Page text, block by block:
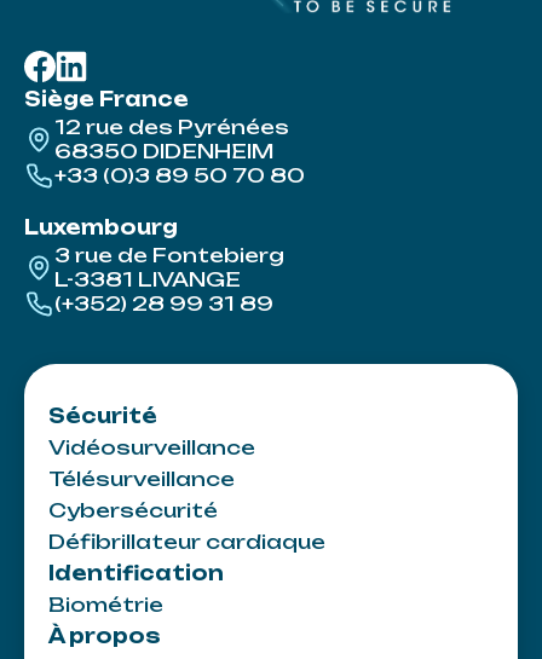
Siège France
12 rue des Pyrénées
68350 DIDENHEIM
+33 (0)3 89 50 70 80
Luxembourg
3 rue de Fontebierg
L-3381 LIVANGE
(+352) 28 99 31 89
Sécurité
Vidéosurveillance
Télésurveillance
Cybersécurité
Défibrillateur cardiaque
Identification
Biométrie
À propos